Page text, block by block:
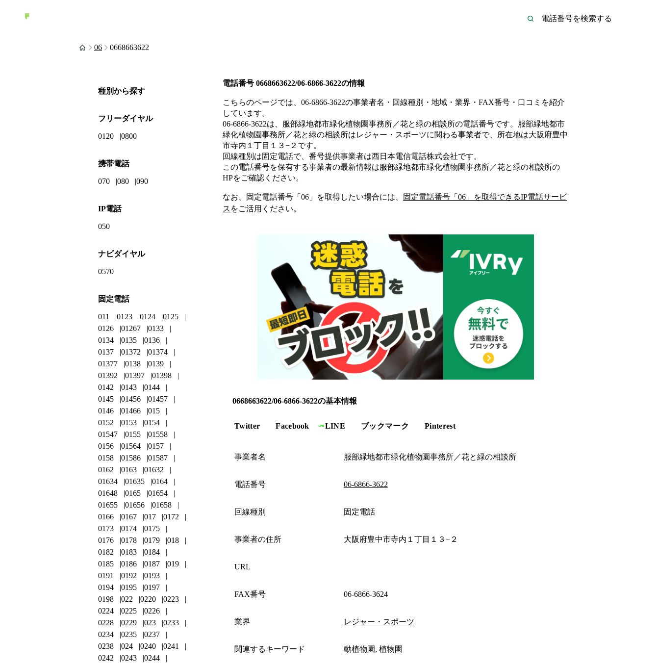
06 0668663622
電話番号 0668663622/06-6866-3622の情報
こちらのページでは、 06-6866-3622の事業者名・回線種別・地域・業界・FAX番号・口コミを紹介
しています。
06-6866-3622は、 服部緑地都市緑化植物園事務所／花と緑の相談所の電話番号です。
服部緑地都市
緑化植物園事務所／花と緑の相談所はレジャー・スポーツに関わる事業者で、所在地は大阪府豊中
市寺内１丁目１３−２ です。
回線種別は固定電話で、番号提供事業者は西日本電信電話株式会社です。
この電話番号を保有する事業者の最新情報は服部緑地都市緑化植物園事務所／花と緑の相談所の
HPをご確認ください。
なお、固定電話番号「 06 」を取得したい場合には、 固定電話番号「 06 」を取得できるIP電話サービ
ス をご活用ください。
0668663622/06-6866-3622の基本情報
Twitter Facebook LINE ブックマーク Pinterest
事業者名 服部緑地都市緑化植物園事務所／花と緑の相談所
電話番号 06-6866-3622
回線種別 固定電話
事業者の住所 大阪府豊中市寺内１丁目１３−２
URL
FAX番号 06-6866-3624
業界 レジャー・スポーツ
関連するキーワード 動植物園, 植物園
種別から探す
フリーダイヤル
0120 0800
携帯電話
070 080 090
IP電話
050
ナビダイヤル
0570
固定電話
011 0123 0124
0125
0126
01267
0133
0134
0135
0136
0137
01372
01374
01377
0138
0139
01392
01397
01398
0142
0143
0144
0145
01456
01457
0146
01466
015
0152
0153
0154
01547
0155
01558
0156
01564
0157
0158
01586
01587
0162
0163
01632
01634
01635
0164
01648
0165
01654
01655
01656
01658
0166
0167 017
0172
0173
0174
0175
0176
0178 0179
018
0182
0183
0184
0185
0186 0187
019
0191
0192
0193
0194
0195
0197
0198
022 0220
0223
0224
0225
0226
0228
0229 023
0233
0234
0235
0237
0238
024 0240
0241
0242
0243
0244